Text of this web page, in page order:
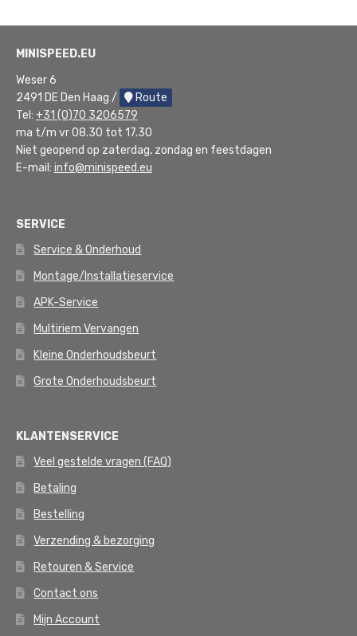
MINISPEED.EU
Weser 6
2491 DE Den Haag /
Route
Tel: +31 (0)70 3206579
ma t/m vr 08.30 tot 17.30
Niet geopend op zaterdag, zondag en feestdagen
E-mail: info@minispeed.eu
SERVICE
Service & Onderhoud
Montage/Installatieservice
APK-Service
Multiriem Vervangen
Kleine Onderhoudsbeurt
Grote Onderhoudsbeurt
KLANTENSERVICE
Veel gestelde vragen (FAQ)
Betaling
Bestelling
Verzending & bezorging
Retouren & Service
Contact ons
Mijn Account